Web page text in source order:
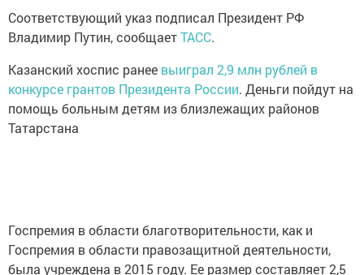
Соответствующий указ подписал Президент РФ
Владимир Путин, сообщаетТАСС.
Казанский хоспис ранее выиграл 2,9 млн рублей в
конкурсе грантов Президента России. Деньги пойдут на
помощь больным детям из близлежащих районов
Татарстана
Госпремия в области благотворительности, как и
Госпремия в области правозащитной деятельности,
была учреждена в 2015 году. Ее размер составляет 2,5